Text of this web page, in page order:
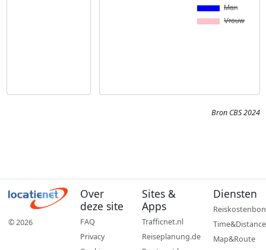
Bron CBS 2024
© 2026
Over
deze site
FAQ
Privacy
Sites &
Apps
Trafficnet.nl
Reiseplanung.de
Diensten
Reiskostenbon
Time&Distance
Map&Route